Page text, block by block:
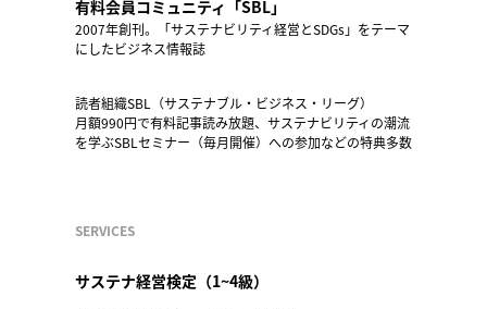
有料会員コミュニティ「SBL」
2007年創刊。「サステナビリティ経営とSDGs」をテーマ
にしたビジネス情報誌
読者組織SBL（サステナブル・ビジネス・リーグ）
月額990円で有料記事読み放題、サステナビリティの潮流
を学ぶSBLセミナー（毎月開催）への参加などの特典多数
SERVICES
サステナ経営検定（1~4級）